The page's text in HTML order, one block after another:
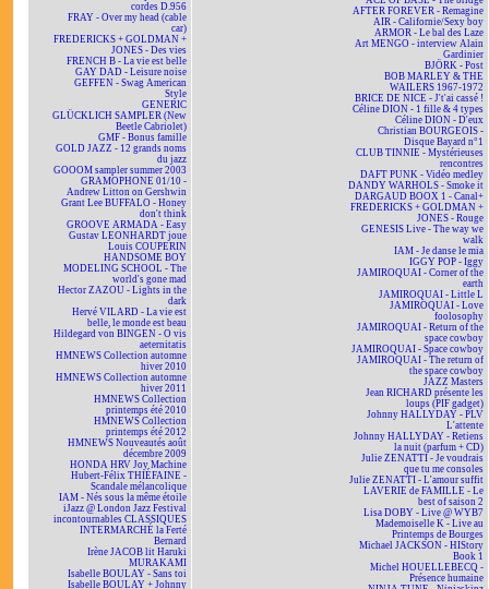
cordes D.956
FRAY - Over my head (cable
car)
FREDERICKS + GOLDMAN +
JONES - Des vies
FRENCH B - La vie est belle
GAY DAD - Leisure noise
GEFFEN - Swag American
Style
GENERIC
GLÜCKLICH SAMPLER (New
Beetle Cabriolet)
GMF - Bonus famille
GOLD JAZZ - 12 grands noms
du jazz
GOOOM sampler summer 2003
GRAMOPHONE 01/10 -
Andrew Litton on Gershwin
Grant Lee BUFFALO - Honey
don't think
GROOVE ARMADA - Easy
Gustav LEONHARDT joue
Louis COUPERIN
HANDSOME BOY
MODELING SCHOOL - The
world's gone mad
Hector ZAZOU - Lights in the
dark
Hervé VILARD - La vie est
belle, le monde est beau
Hildegard von BINGEN - O vis
aeternitatis
HMNEWS Collection automne
hiver 2010
HMNEWS Collection automne
hiver 2011
HMNEWS Collection
printemps été 2010
HMNEWS Collection
printemps été 2012
HMNEWS Nouveautés août
décembre 2009
HONDA HRV Joy Machine
Hubert-Félix THIÉFAINE -
Scandale mélancolique
IAM - Nés sous la même étoile
iJazz @ London Jazz Festival
incontournables CLASSIQUES
INTERMARCHÉ la Ferté
Bernard
Irène JACOB lit Haruki
MURAKAMI
Isabelle BOULAY - Sans toi
Isabelle BOULAY + Johnny
AFTER FOREVER - Remagine
AIR - Californie/Sexy boy
ARMOR - Le bal des Laze
Art MENGO - interview Alain
Gardinier
BJÖRK - Post
BOB MARLEY & THE
WAILERS 1967-1972
BRICE DE NICE - J't'ai cassé !
Céline DION - 1 fille & 4 types
Céline DION - D'eux
Christian BOURGEOIS -
Disque Bayard n°1
CLUB TINNIE - Mystérieuses
rencontres
DAFT PUNK - Vidéo medley
DANDY WARHOLS - Smoke it
DARGAUD BOOX 1 - Canal+
FREDERICKS + GOLDMAN +
JONES - Rouge
GENESIS Live - The way we
walk
IAM - Je danse le mia
IGGY POP - Iggy
JAMIROQUAI - Corner of the
earth
JAMIROQUAI - Little L
JAMIROQUAI - Love
foolosophy
JAMIROQUAI - Return of the
space cowboy
JAMIROQUAI - Space cowboy
JAMIROQUAI - The return of
the space cowboy
JAZZ Masters
Jean RICHARD présente les
loups (PIF gadget)
Johnny HALLYDAY - PLV
L'attente
Johnny HALLYDAY - Retiens
la nuit (parfum + CD)
Julie ZENATTI - Je voudrais
que tu me consoles
Julie ZENATTI - L'amour suffit
LAVERIE de FAMILLE - Le
best of saison 2
Lisa DOBY - Live @ WYB7
Mademoiselle K - Live au
Printemps de Bourges
Michael JACKSON - HIStory
Book 1
Michel HOUELLEBECQ -
Présence humaine